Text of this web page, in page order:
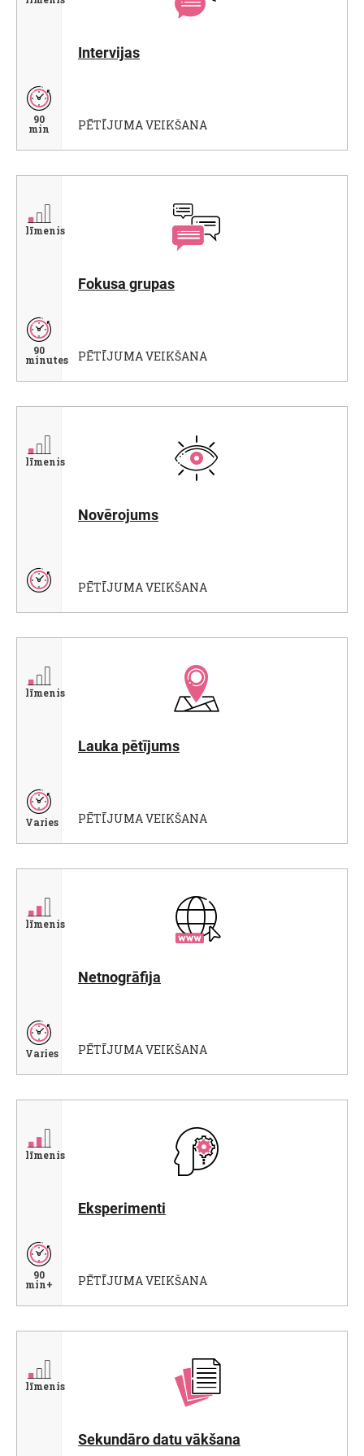
90
min
Intervijas
PĒTĪJUMA VEIKŠANA
līmenis
90
minutes
Fokusa grupas
PĒTĪJUMA VEIKŠANA
līmenis
Novērojums
PĒTĪJUMA VEIKŠANA
līmenis
Varies
Lauka pētījums
PĒTĪJUMA VEIKŠANA
līmenis
Varies
Netnogrāfija
PĒTĪJUMA VEIKŠANA
līmenis
90
min+
Eksperimenti
PĒTĪJUMA VEIKŠANA
līmenis
Sekundāro datu vākšana